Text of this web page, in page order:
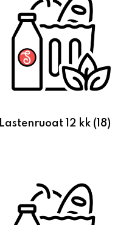
Lastenruoat 12 kk (18)